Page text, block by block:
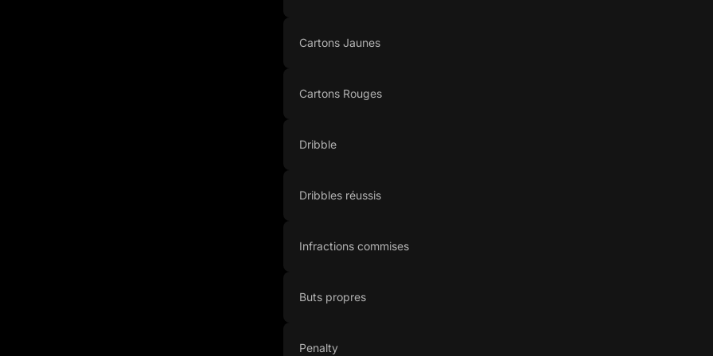
Cartons Jaunes
Cartons Rouges
Dribble
Dribbles réussis
Infractions commises
Buts propres
Penalty